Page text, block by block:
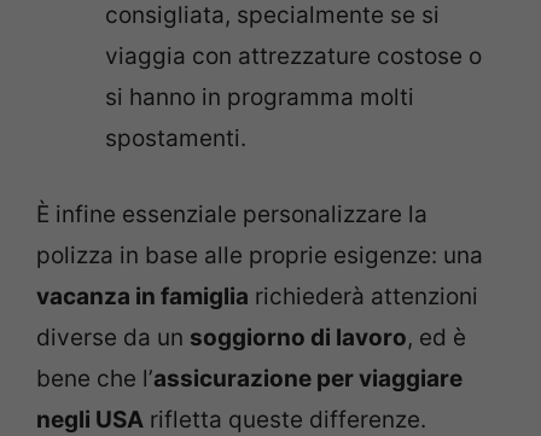
consigliata, specialmente se si
viaggia con attrezzature costose o
si hanno in programma molti
spostamenti.
È infine essenziale personalizzare la
polizza in base alle proprie esigenze: una
vacanza in famiglia richiederà attenzioni
diverse da un soggiorno di lavoro, ed è
bene che l’assicurazione per viaggiare
negli USA rifletta queste differenze.